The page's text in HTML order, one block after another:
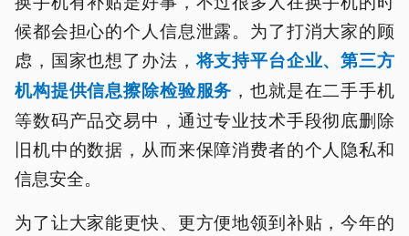
候都会担心的个人信息泄露。为了打消大家的顾
虑，国家也想了办法，将支持平台企业、第三方
机构提供信息擦除检验服务 ，也就是在二手手机
等数码产品交易中，通过专业技术手段彻底删除
旧机中的数据，从而来保障消费者的个人隐私和
信息安全。
为了让大家能更快、更方便地领到补贴，今年的